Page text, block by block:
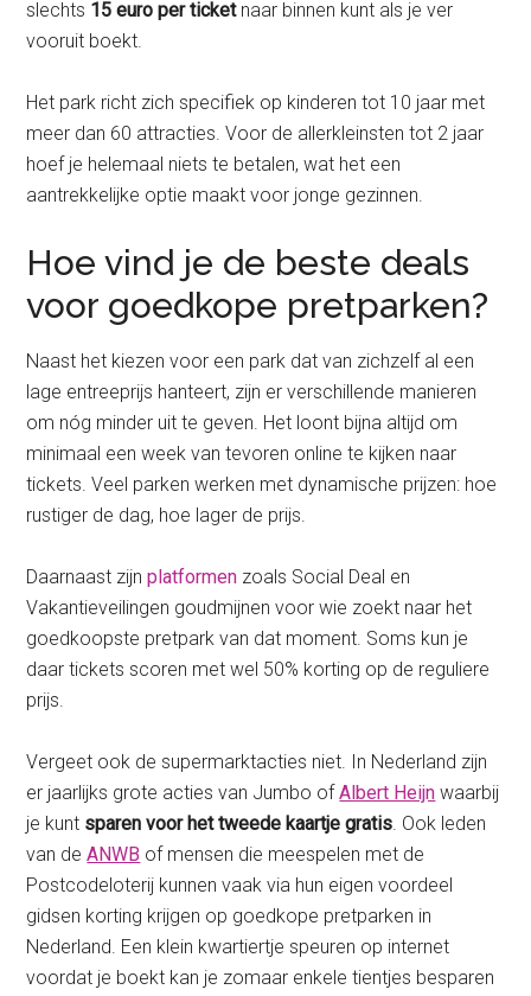
slechts 15 euro per ticketnaar binnen kunt als je ver
vooruit boekt.
Het park richt zich specifiek op kinderen tot 10 jaar met
meer dan 60 attracties. Voor de allerkleinsten tot 2 jaar
hoef je helemaal niets te betalen, wat het een
aantrekkelijke optie maakt voor jonge gezinnen.
Hoe vind je de beste deals
voor goedkope pretparken?
Naast het kiezen voor een park dat van zichzelf al een
lage entreeprijs hanteert, zijn er verschillende manieren
om nóg minder uit te geven. Het loont bijna altijd om
minimaal een week van tevoren online te kijken naar
tickets. Veel parken werken met dynamische prijzen: hoe
rustiger de dag, hoe lager de prijs.
Daarnaast zijnplatformen zoals Social Deal en
Vakantieveilingen goudmijnen voor wie zoekt naar het
goedkoopste pretpark van dat moment. Soms kun je
daar tickets scoren met wel 50% korting op de reguliere
prijs.
Vergeet ook de supermarktacties niet. In Nederland zijn
er jaarlijks grote acties van Jumbo ofAlbert Heijn waarbij
je kunt sparen voor het tweede kaartje gratis. Ook leden
van deANWB of mensen die meespelen met de
Postcodeloterij kunnen vaak via hun eigen voordeel
gidsen korting krijgen op goedkope pretparken in
Nederland. Een klein kwartiertje speuren op internet
voordat je boekt kan je zomaar enkele tientjes besparen